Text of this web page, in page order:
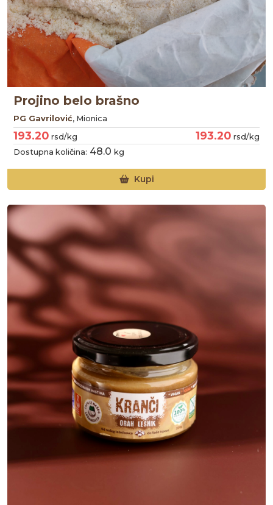
Projino belo brašno
PG Gavrilović, Mionica
193.20 rsd/kg 193.20 rsd/kg
Dostupna količina: 48.0 kg
Kupi